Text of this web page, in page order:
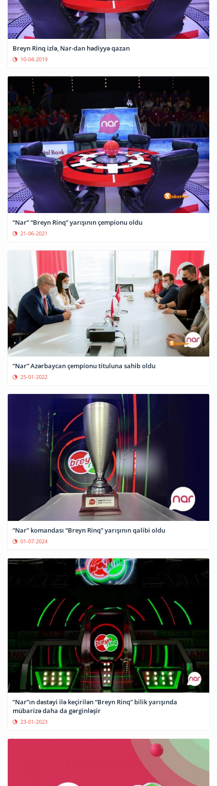
Breyn Rinq izlə, Nar-dan hədiyyə qazan
10-04-2019
“Nar” “Breyn Rinq” yarışının çempionu oldu
21-06-2021
“Nar” Azərbaycan çempionu tituluna sahib oldu
25-01-2022
“Nar” komandası “Breyn Rinq” yarışının qalibi oldu
01-07-2024
“Nar”ın dəstəyi ilə keçirilən “Breyn Rinq” bilik yarışında
mübarizə daha da gərginləşir
23-01-2023